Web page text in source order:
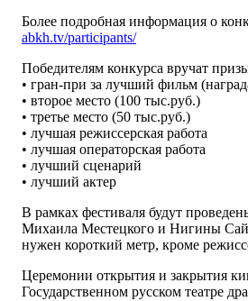
Более подробная информация о
abkh.tv/participants/
Победителям конкурса вручат
• гран-при за лучший фильм
• второе место (100 тыс.руб.)
• третье место (50 тыс.руб.)
• лучшая режиссерская работа
• лучшая операторская работа
• лучший сценарий
• лучший актер
В рамках фестиваля будут
Михаила Местецкого и Нигины
нужен короткий метр, кроме
Церемонии открытия и закрытия
Государственном русском театре